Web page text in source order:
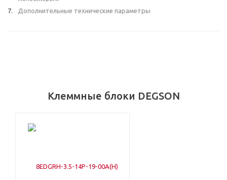
Дополнительные технические параметры
Клеммные блоки DEGSON